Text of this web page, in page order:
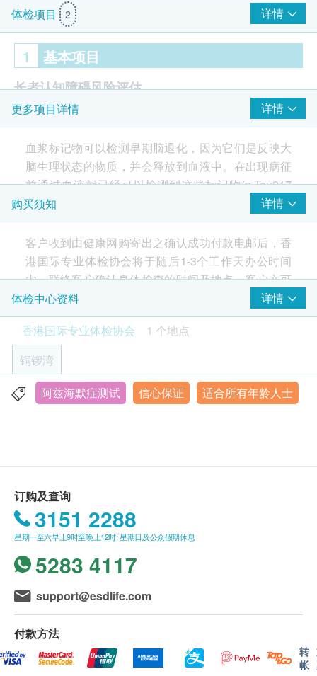
体检项目 2 详情
1 基本项目
长者认知障碍风险评估
P-Tau217 蛋白
更多项目详情 详情
血浆标记物可以检测早期脑退化，因为它们是反映大
脑生理状态的物质，并会释放到血液中。在出现病征
前通过血液就已经可以检测到这些标记物(p-Tau217
及NfL)。血液中的p-Tau217标记物可在阿兹海默症发
病前10-20年被检测出来，血液NfL能反映神经细胞的
整体损伤程度。
购买须知 详情
客户收到由健康网购寄出之确认成功付款电邮后，香
港国际专业体检协会将于随后1-3个工作天办公时间
内，联络客户确认身体检查的时间及地点。客户亦可
致电查询或在订单确认后1个工作天透过Whatsapp进
行预约 (+852 6918 2430）。
有效期
本身体检查计划有效期为两个月，客户必须于两个月
内（由确认付款日期起计）接受有关检查，逾期作
废。
期。 轮侯报告讲解时间会因应不同情况（如个别化验
项目所需时间或客人指明特定时段）而有所延长。
体检中心资料
详情
香港国际专业体检协会
1 个地点
铜锣湾
铜锣湾告士打道255-257号信和广场11楼全层
阿兹海默症测试 信心保证 适合所有年龄人士
订购及查询
3151 2288
星期一至六早上9时至晚上12时; 星期日及公众假期休息
5283 4117
support@esdlife.com
付款方法
转
帐